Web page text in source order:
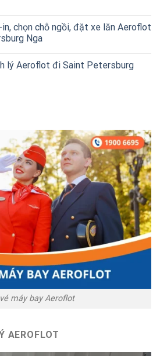
in, chọn chỗ ngồi, đặt xe lăn Aeroflot
Nga
lý Aeroflot đi Saint Petersburg
máy bay Aeroflot
AEROFLOT